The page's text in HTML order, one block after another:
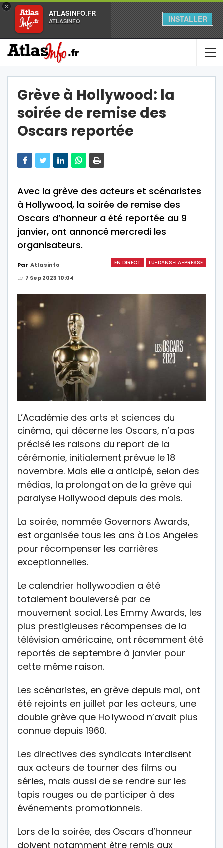
×
ATLASINFO.FR
ATLASINFO INSTALLER
Grève à Hollywood: la
soirée de remise des
Oscars reportée
Avec la grève des acteurs et scénaristes
à Hollywood, la soirée de remise des
Oscars d’honneur a été reportée au 9
janvier, ont annoncé mercredi les
organisateurs.
EN DIRECT LU-DANS-LA-PRESSE
Par Atlasinfo
Le 7 Sep 2023 10:04
L’Académie des arts et sciences du
cinéma, qui décerne les Oscars, n’a pas
précisé les raisons du report de la
cérémonie, initialement prévue le 18
novembre. Mais elle a anticipé, selon des
médias, la prolongation de la grève qui
paralyse Hollywood depuis des mois.
La soirée, nommée Governors Awards,
est organisée tous les ans à Los Angeles
pour récompenser les carrières
exceptionnelles.
Le calendrier hollywoodien a été
totalement bouleversé par ce
mouvement social. Les Emmy Awards, les
plus prestigieuses récompenses de la
télévision américaine, ont récemment été
reportés de septembre à janvier pour
cette même raison.
Les scénaristes, en grève depuis mai, ont
été rejoints en juillet par les acteurs, une
double grève que Hollywood n’avait plus
connue depuis 1960.
Les directives des syndicats interdisent
aux acteurs de tourner des films ou
séries, mais aussi de se rendre sur les
tapis rouges ou de participer à des
événements promotionnels.
Lors de la soirée, des Oscars d’honneur
doivent notamment être remis aux